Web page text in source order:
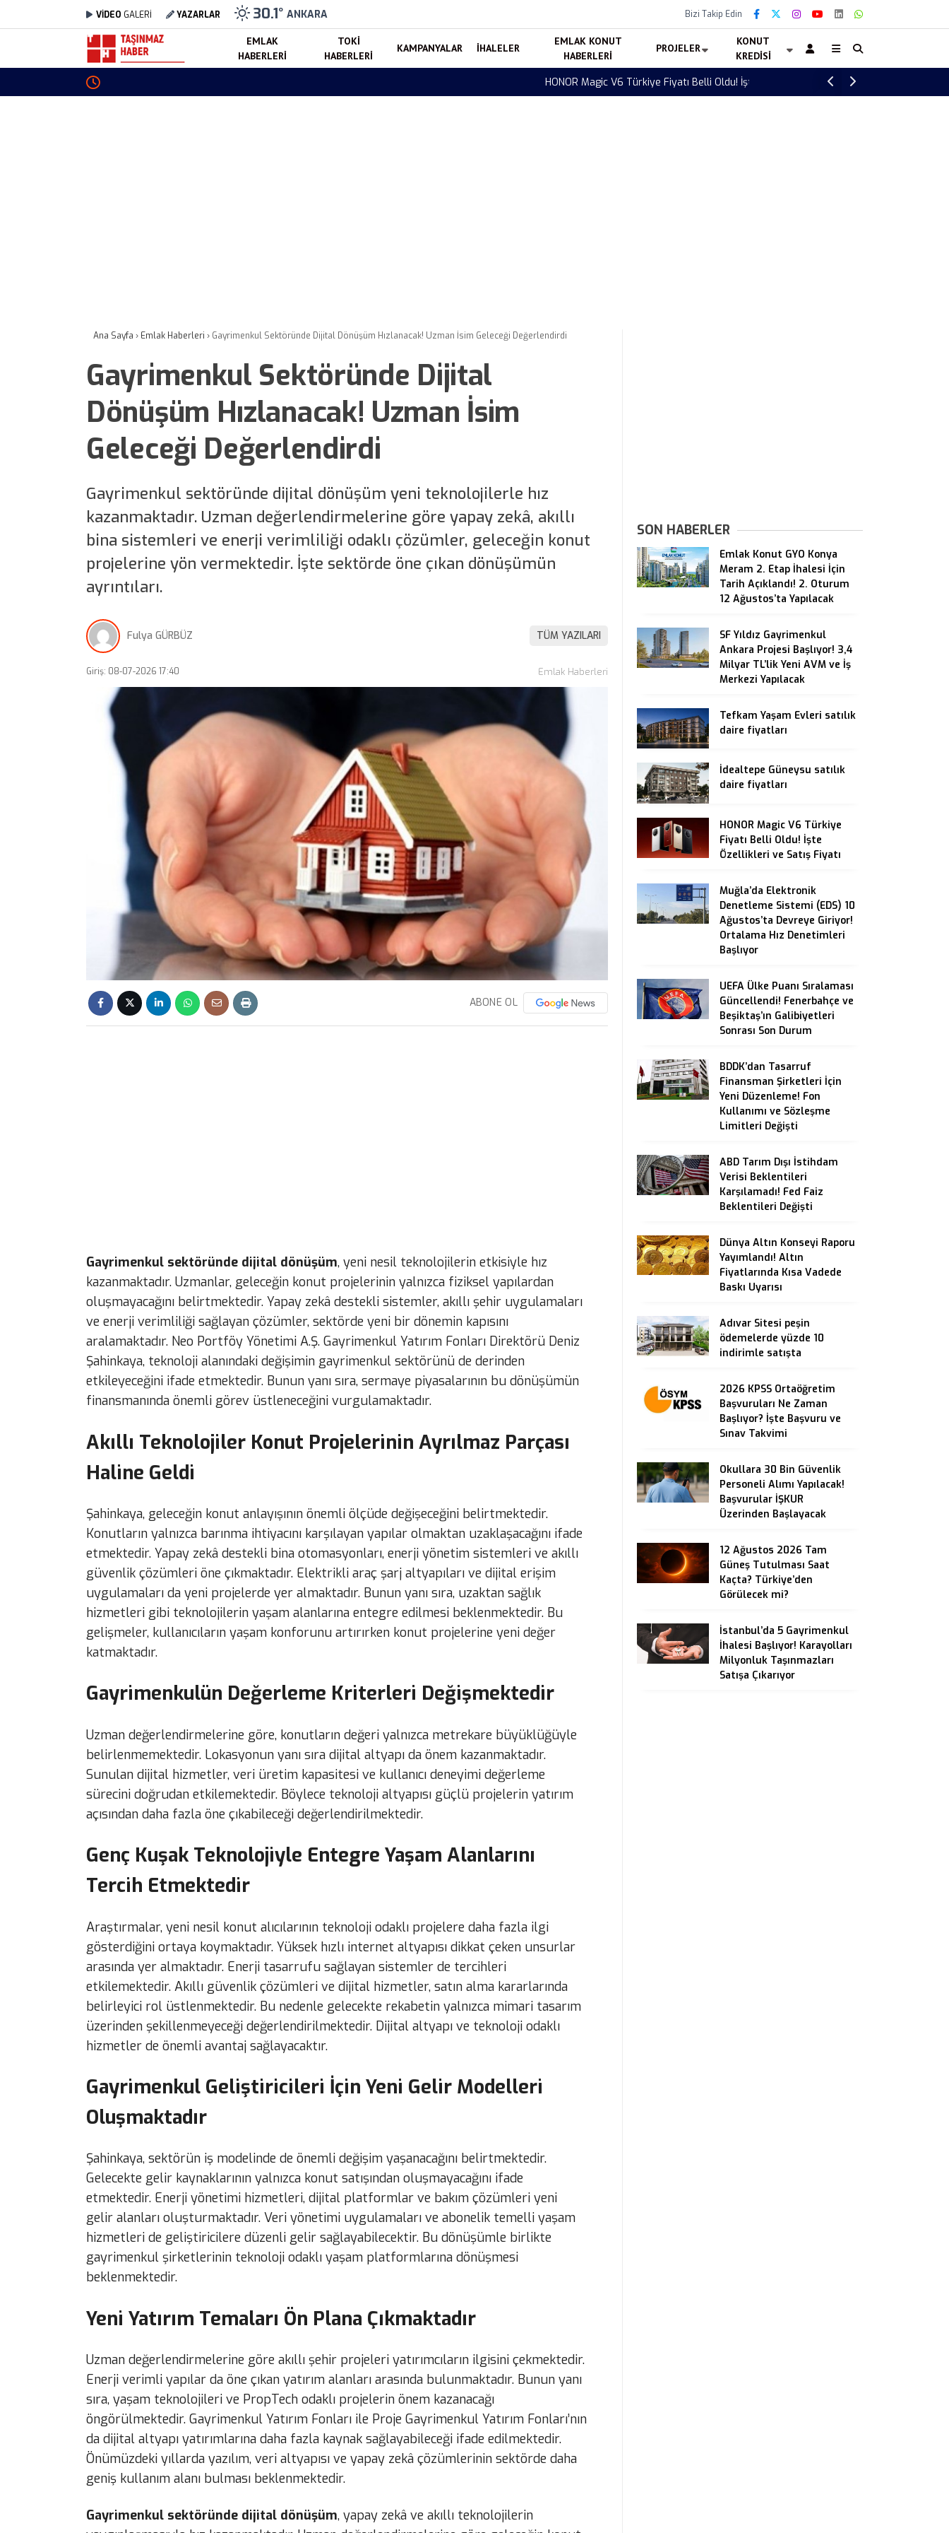
VİDEO GALERİ YAZARLAR 30.1° ANKARA Bizi Takip Edin
EMLAK
HABERLERI
TOKI
HABERLERI
KAMPANYALAR İHALELER
EMLAK KONUT
HABERLERI
PROJELER
KONUT
KREDISI
Muğla’da Elektronik Denetleme Sistemi
Ana Sayfa › Emlak Haberleri › Gayrimenkul Sektöründe Dijital Dönüşüm Hızlanacak! Uzman İsim Geleceği Değerlendirdi
Gayrimenkul Sektöründe Dijital
Dönüşüm Hızlanacak! Uzman İsim
Geleceği Değerlendirdi
Gayrimenkul sektöründe dijital dönüşüm yeni teknolojilerle hız
kazanmaktadır. Uzman değerlendirmelerine göre yapay zekâ, akıllı
bina sistemleri ve enerji verimliliği odaklı çözümler, geleceğin konut
projelerine yön vermektedir. İşte sektörde öne çıkan dönüşümün
ayrıntıları.
Fulya GÜRBÜZ TÜM YAZILARI
Giriş: 08-07-2026 17:40 Emlak Haberleri
ABONE OL
Gayrimenkul sektöründe dijital dönüşüm, yeni nesil teknolojilerin etkisiyle hız
kazanmaktadır. Uzmanlar, geleceğin konut projelerinin yalnızca fiziksel yapılardan
oluşmayacağını belirtmektedir. Yapay zekâ destekli sistemler, akıllı şehir uygulamaları
ve enerji verimliliği sağlayan çözümler, sektörde yeni bir dönemin kapısını
aralamaktadır. Neo Portföy Yönetimi A.Ş. Gayrimenkul Yatırım Fonları Direktörü Deniz
Şahinkaya, teknoloji alanındaki değişimin gayrimenkul sektörünü de derinden
etkileyeceğini ifade etmektedir. Bunun yanı sıra, sermaye piyasalarının bu dönüşümün
finansmanında önemli görev üstleneceğini vurgulamaktadır.
Akıllı Teknolojiler Konut Projelerinin Ayrılmaz Parçası
Haline Geldi
Şahinkaya, geleceğin konut anlayışının önemli ölçüde değişeceğini belirtmektedir.
Konutların yalnızca barınma ihtiyacını karşılayan yapılar olmaktan uzaklaşacağını ifade
etmektedir. Yapay zekâ destekli bina otomasyonları, enerji yönetim sistemleri ve akıllı
güvenlik çözümleri öne çıkmaktadır. Elektrikli araç şarj altyapıları ve dijital erişim
uygulamaları da yeni projelerde yer almaktadır. Bunun yanı sıra, uzaktan sağlık
hizmetleri gibi teknolojilerin yaşam alanlarına entegre edilmesi beklenmektedir. Bu
gelişmeler, kullanıcıların yaşam konforunu artırırken konut projelerine yeni değer
katmaktadır.
Gayrimenkulün Değerleme Kriterleri Değişmektedir
Uzman değerlendirmelerine göre, konutların değeri yalnızca metrekare büyüklüğüyle
belirlenmemektedir. Lokasyonun yanı sıra dijital altyapı da önem kazanmaktadır.
Sunulan dijital hizmetler, veri üretim kapasitesi ve kullanıcı deneyimi değerleme
sürecini doğrudan etkilemektedir. Böylece teknoloji altyapısı güçlü projelerin yatırım
açısından daha fazla öne çıkabileceği değerlendirilmektedir.
Genç Kuşak Teknolojiyle Entegre Yaşam Alanlarını
Tercih Etmektedir
Araştırmalar, yeni nesil konut alıcılarının teknoloji odaklı projelere daha fazla ilgi
gösterdiğini ortaya koymaktadır. Yüksek hızlı internet altyapısı dikkat çeken unsurlar
arasında yer almaktadır. Enerji tasarrufu sağlayan sistemler de tercihleri
etkilemektedir. Akıllı güvenlik çözümleri ve dijital hizmetler, satın alma kararlarında
belirleyici rol üstlenmektedir. Bu nedenle gelecekte rekabetin yalnızca mimari tasarım
üzerinden şekillenmeyeceği değerlendirilmektedir. Dijital altyapı ve teknoloji odaklı
hizmetler de önemli avantaj sağlayacaktır.
Gayrimenkul Geliştiricileri İçin Yeni Gelir Modelleri
Oluşmaktadır
Şahinkaya, sektörün iş modelinde de önemli değişim yaşanacağını belirtmektedir.
Gelecekte gelir kaynaklarının yalnızca konut satışından oluşmayacağını ifade
etmektedir. Enerji yönetimi hizmetleri, dijital platformlar ve bakım çözümleri yeni
gelir alanları oluşturmaktadır. Veri yönetimi uygulamaları ve abonelik temelli yaşam
hizmetleri de geliştiricilere düzenli gelir sağlayabilecektir. Bu dönüşümle birlikte
gayrimenkul şirketlerinin teknoloji odaklı yaşam platformlarına dönüşmesi
beklenmektedir.
Yeni Yatırım Temaları Ön Plana Çıkmaktadır
Uzman değerlendirmelerine göre akıllı şehir projeleri yatırımcıların ilgisini çekmektedir.
Enerji verimli yapılar da öne çıkan yatırım alanları arasında bulunmaktadır. Bunun yanı
sıra, yaşam teknolojileri ve PropTech odaklı projelerin önem kazanacağı
öngörülmektedir. Gayrimenkul Yatırım Fonları ile Proje Gayrimenkul Yatırım Fonları’nın
da dijital altyapı yatırımlarına daha fazla kaynak sağlayabileceği ifade edilmektedir.
Önümüzdeki yıllarda yazılım, veri altyapısı ve yapay zekâ çözümlerinin sektörde daha
geniş kullanım alanı bulması beklenmektedir.
Gayrimenkul sektöründe dijital dönüşüm, yapay zekâ ve akıllı teknolojilerin
SON HABERLER
Emlak Konut GYO Konya
Meram 2. Etap İhalesi İçin
Tarih Açıklandı! 2. Oturum
12 Ağustos’ta Yapılacak
SF Yıldız Gayrimenkul
Ankara Projesi Başlıyor! 3,4
Milyar TL’lik Yeni AVM ve İş
Merkezi Yapılacak
Tefkam Yaşam Evleri satılık
daire fiyatları
İdealtepe Güneysu satılık
daire fiyatları
HONOR Magic V6 Türkiye
Fiyatı Belli Oldu! İşte
Özellikleri ve Satış Fiyatı
Muğla’da Elektronik
Denetleme Sistemi (EDS) 10
Ağustos’ta Devreye Giriyor!
Ortalama Hız Denetimleri
Başlıyor
UEFA Ülke Puanı Sıralaması
Güncellendi! Fenerbahçe ve
Beşiktaş’ın Galibiyetleri
Sonrası Son Durum
BDDK’dan Tasarruf
Finansman Şirketleri İçin
Yeni Düzenleme! Fon
Kullanımı ve Sözleşme
Limitleri Değişti
ABD Tarım Dışı İstihdam
Verisi Beklentileri
Karşılamadı! Fed Faiz
Beklentileri Değişti
Dünya Altın Konseyi Raporu
Yayımlandı! Altın
Fiyatlarında Kısa Vadede
Baskı Uyarısı
Adıvar Sitesi peşin
ödemelerde yüzde 10
indirimle satışta
2026 KPSS Ortaöğretim
Başvuruları Ne Zaman
Başlıyor? İşte Başvuru ve
Sınav Takvimi
Okullara 30 Bin Güvenlik
Personeli Alımı Yapılacak!
Başvurular İŞKUR
Üzerinden Başlayacak
12 Ağustos 2026 Tam
Güneş Tutulması Saat
Kaçta? Türkiye’den
Görülecek mi?
İstanbul’da 5 Gayrimenkul
İhalesi Başlıyor! Karayolları
Milyonluk Taşınmazları
Satışa Çıkarıyor